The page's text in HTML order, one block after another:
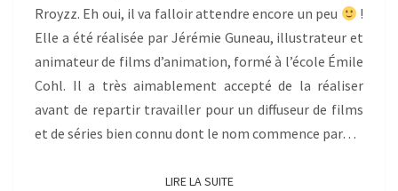
Rroyzz. Eh oui, il va falloir attendre encore un peu
!
Elle a été réalisée par Jérémie Guneau, illustrateur et
animateur de films d’animation, formé à l’école Émile
Cohl. Il a très aimablement accepté de la réaliser
avant de repartir travailler pour un diffuseur de films
et de séries bien connu dont le nom commence par…
LIRE LA SUITELIRE LA SUITE